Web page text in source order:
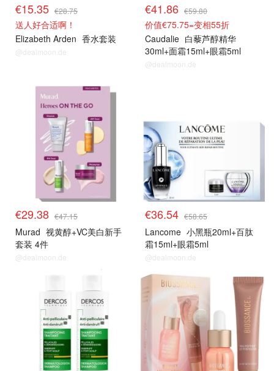
€15.35 €28.75
送人好合适啊！
Elizabeth Arden 香水套装
@dealmoon.de
€41.86 €59.80
价值€75.75=变相55折
Caudalie 白藜芦醇精华
30ml+面霜15ml+眼霜5ml
@dealmoon.de
€29.38 €47.15
Murad 视黄醇+VC美白新手
套装 4件
@dealmoon.de
€36.54 €58.65
Lancome 小黑瓶20ml+百肽
霜15ml+眼霜5ml
@dealmoon.de